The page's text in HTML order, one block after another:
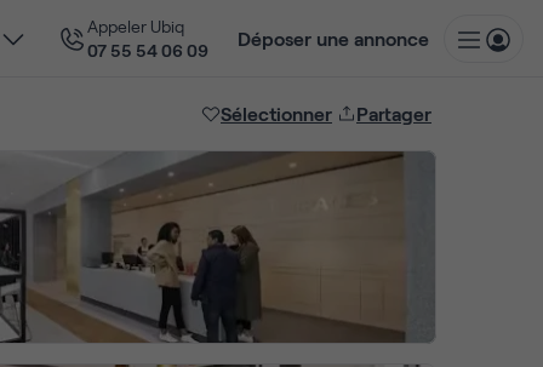
Appeler Ubiq
07 55 54 06 09
Déposer une annonce
Sélectionner Partager